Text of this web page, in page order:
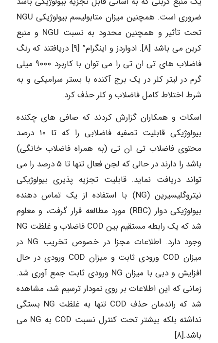
ضروری است. همچنین میزان متابولیسم بیولوژیکی NGU
تحت تأثیر و همچنین محدود به نسبت NGU و منبع
کربن می باشد [۸]. ادواردز و اینگرام” [۹] دریافتند که رنگ
فاضلاب های تی ان تی را می توان با کاربرد ۹۰۰۰ میلی
گرم در لیتر کلر در یک برج آکنده با بستر سرامیکی و به
شرط اختلاط کامل فاضلاب و کلر حذف کرد.
اسکات و همکاران گزارش کردند که صافی های چکنده
بیولوژیکی قابلیت تصفیه فاضلابی را که تا ۱۰ درصد
محتوی فاضلاب تی ان تی (به همراه فاضلاب خانگی)
باشد را دارند در حالی که لجن فعال تنها تا ۵ درصد را می
تواند دریافت نماید. قابلیت تجزیه پذیری بیولوژیکی
نیتروگلیسیرین (NG) با استفاده از یک تماس دهنده
بیولوژیکی دوار (RBC) مورد مطالعه قرار گرفت، و معلوم
شد که یک رابطه مستقیم بین COD فاضلاب و غلظت NG
وجود دارد. اطلاعات مجزا در خصوص تخریب NG در
میزان COD ورودی ثابت و میزان COD ورودی در حال
افزایش و دبی با میزان NG ورودی ثابت جمع آوری شد.
زمانی که این اطلاعات بر روی نمودار ترسیم شد، مشاهده
شد که راندمان حذف COD تنها به غلظت NG بستگی
نداشته بلکه بیشتر تحت کنترل نسبت COD به NG می
باشد.[۸]